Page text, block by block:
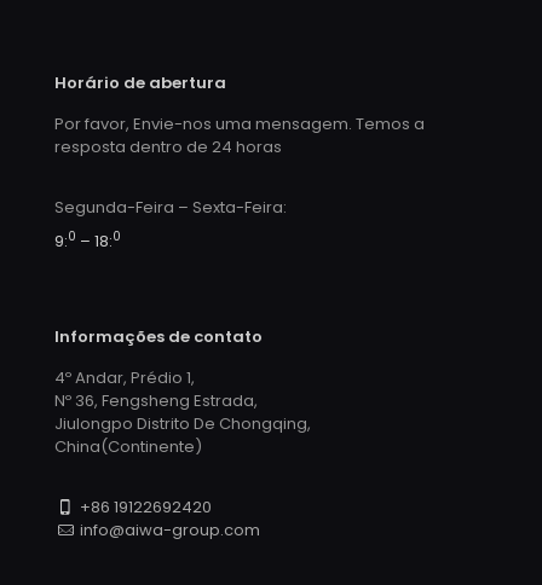
Horário de abertura
Por favor, Envie-nos uma mensagem. Temos a
resposta dentro de 24 horas
Segunda-Feira – Sexta-Feira:
9:0 – 18:0
Informações de contato
4º Andar, Prédio 1,
Nº 36, Fengsheng Estrada,
Jiulongpo Distrito De Chongqing,
China(Continente)
+86 19122692420
info@aiwa-group.com